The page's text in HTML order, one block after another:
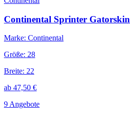
Continental Sprinter Gatorskin
Marke: Continental
Größe: 28
Breite: 22
ab 47,50 €
9 Angebote